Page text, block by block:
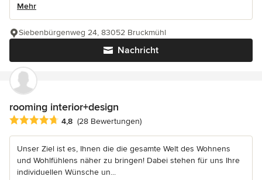
Mehr
Nachricht
Siebenbürgenweg 24, 83052 Bruckmühl
rooming interior+design
Durchschnittliche Bewertung: 4.8 von 5 Sternen
4,8 (28 Bewertungen)
Unser Ziel ist es, Ihnen die die gesamte Welt des Wohnens
und Wohlfühlens näher zu bringen! Dabei stehen für uns Ihre
individuellen Wünsche un...